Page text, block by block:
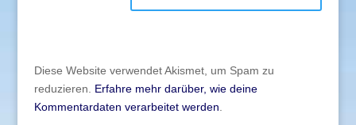
Diese Website verwendet Akismet, um Spam zu
reduzieren. Erfahre mehr darüber, wie deine
Kommentardaten verarbeitet werden.